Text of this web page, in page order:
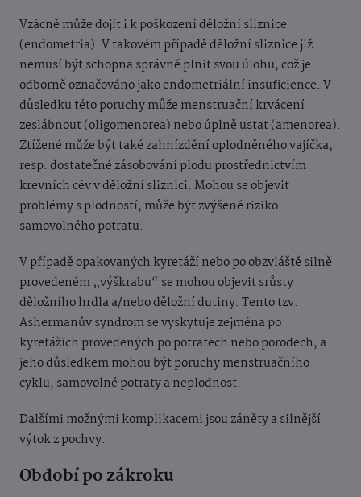
Vzácně může dojít i k poškození děložní sliznice
(endometria). V takovém případě děložní sliznice již
nemusí být schopna správně plnit svou úlohu, což je
odborně označováno jako endometriální insuficience. V
důsledku této poruchy může menstruační krvácení
zeslábnout (oligomenorea) nebo úplně ustat (amenorea).
Ztížené může být také zahnízdění oplodněného vajíčka,
resp. dostatečné zásobování plodu prostřednictvím
krevních cév v děložní sliznici. Mohou se objevit
problémy s plodností, může být zvýšené riziko
samovolného potratu.
V případě opakovaných kyretáží nebo po obzvláště silně
provedeném „výškrabu“ se mohou objevit srůsty
děložního hrdla a/nebo děložní dutiny. Tento tzv.
Ashermanův syndrom se vyskytuje zejména po
kyretážích provedených po potratech nebo porodech, a
jeho důsledkem mohou být poruchy menstruačního
cyklu, samovolné potraty a neplodnost.
Dalšími možnými komplikacemi jsou záněty a silnější
výtok z pochvy.
Období po zákroku